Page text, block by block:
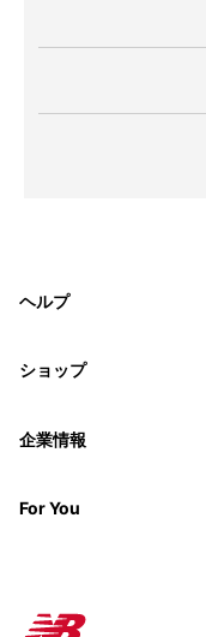
ヘルプ
ショップ
企業情報
For You